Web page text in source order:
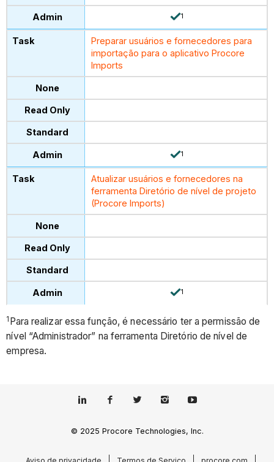
1
Preparar usuários e fornecedores para
importação para o aplicativo Procore
Imports
1
Atualizar usuários e fornecedores na
ferramenta Diretório de nível de projeto
(Procore Imports)
1
1 Para realizar essa função, é necessário ter a permissão de
nível “Administrador” na ferramenta Diretório de nível de
empresa.
© 2025 Procore Technologies, Inc.